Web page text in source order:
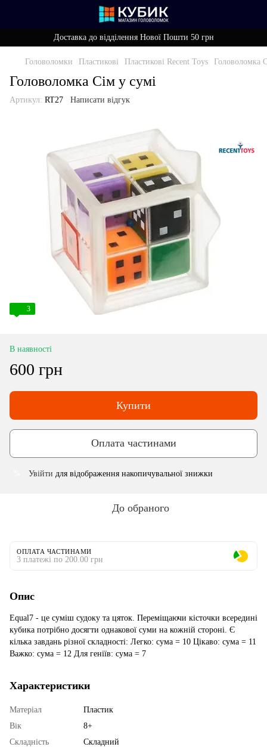
Доставка до відділення Нової Пошти 50 грн
Головоломки Пластикові Пластикові Recent Toys Головоломка
Головоломка Сім у сумі
Артикул: RT27 Написати відгук
3
В наявності
600 грн
Купити
Оплата частинами
Увійти для відображення накопичувальної знижки
До обраного
ОПЛАТА ЧАСТИНАМИ
3 платежі по 200.00 грн
Опис
Equal7 - це суміш судоку та цяток. Переміщаючи кісточки всередині
кубика потрібно досягти однакової суми на кожній стороні. Є
кілька завдань різної складності: Легко: сума = 10 Цікаво: сума = 11
Важко: сума = 12 Для геніїв: сума = 7
Характеристики
Матеріал
Пластик
Вік
8+
Складність
Складний